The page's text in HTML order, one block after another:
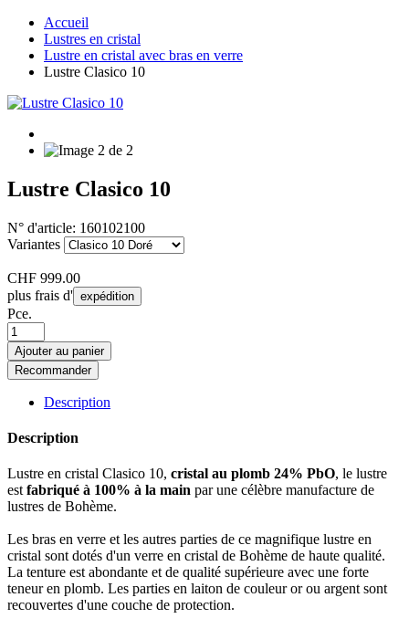
Accueil
Lustres en cristal
Lustre en cristal avec bras en verre
Lustre Clasico 10
Lustre Clasico 10
N° d'article: 160102100
Variantes
CHF 999.00
plus frais d' expédition
Pce.
Ajouter au panier
Recommander
Description
Description
Lustre en cristal Clasico 10, cristal au plomb 24% PbO, le lustre
est fabriqué à 100% à la main par une célèbre manufacture de
lustres de Bohème.
Les bras en verre et les autres parties de ce magnifique lustre en
cristal sont dotés d'un verre en cristal de Bohème de haute qualité.
La tenture est abondante et de qualité supérieure avec une forte
teneur en plomb. Les parties en laiton de couleur or ou argent sont
recouvertes d'une couche de protection.